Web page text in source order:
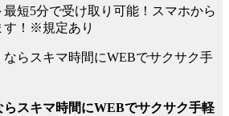
短5分で受け取り可能！スマホから
す！※規定あり
スキマ時間にWEBでサクサク手軽